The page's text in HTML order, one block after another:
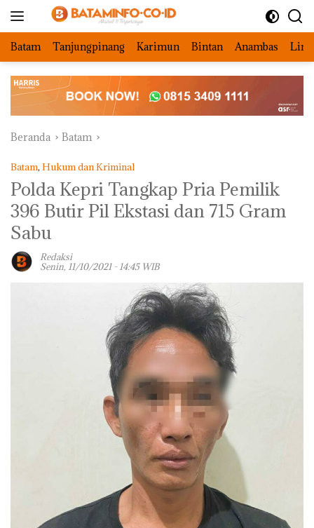
Batam Tanjungpinang Karimun Bintan Anambas
Beranda Batam
Batam, Hukum dan Kriminal
Polda Kepri Tangkap Pria Pemilik
396 Butir Pil Ekstasi dan 715 Gram
Sabu
Redaksi
Senin, 11/10/2021 - 14:45 WIB